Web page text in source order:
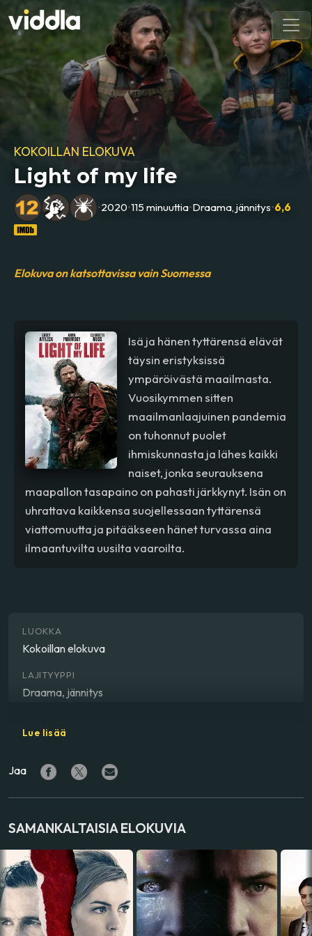
KOKOILLAN ELOKUVA
Light of my life
•2020•115 minuuttia•Draama, jännitys•6,6
Elokuva on katsottavissa vain Suomessa
Isä ja hänen tyttärensä elävät
täysin eristyksissä
ympäröivästä maailmasta.
Vuosikymmen sitten
maailmanlaajuinen pandemia
on tuhonnut puolet
ihmiskunnasta ja lähes kaikki
naiset, jonka seurauksena
maapallon tasapaino on pahasti järkkynyt. Isän on
uhrattava kaikkensa suojellessaan tyttärensä
viattomuutta ja pitääkseen hänet turvassa aina
ilmaantuvilta uusilta vaaroilta.
LUOKKA
Kokoillan elokuva
LAJITYYPPI
Draama, jännitys
Casey Affleck
NÄYTTELIJÄ
Yhdysvallat
ÄÄNIRAIDAT
englanti
Lue lisää
Jaa
SAMANKALTAISIA ELOKUVIA